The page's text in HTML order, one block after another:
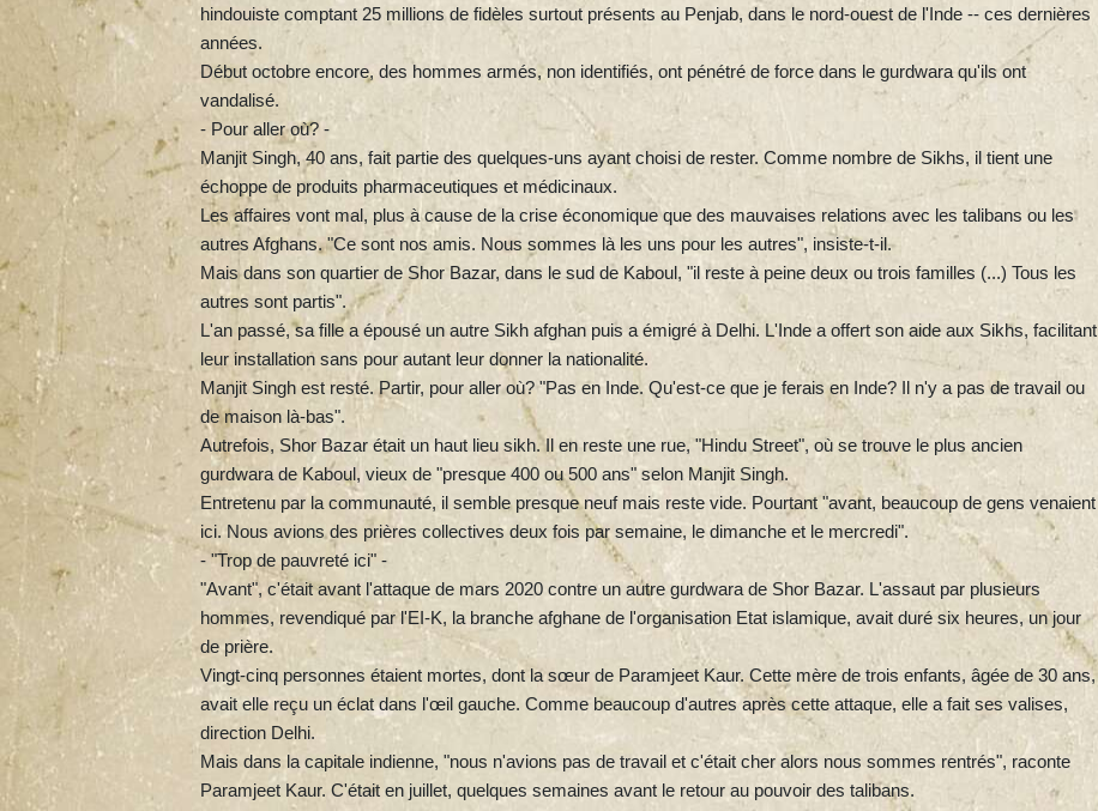
hindouiste comptant 25 millions de fidèles surtout présents au Penjab, dans le nord-ouest de l'Inde -- ces dernières
années.
Début octobre encore, des hommes armés, non identifiés, ont pénétré de force dans le gurdwara qu'ils ont
vandalisé.
- Pour aller où? -
Manjit Singh, 40 ans, fait partie des quelques-uns ayant choisi de rester. Comme nombre de Sikhs, il tient une
échoppe de produits pharmaceutiques et médicinaux.
Les affaires vont mal, plus à cause de la crise économique que des mauvaises relations avec les talibans ou les
autres Afghans. "Ce sont nos amis. Nous sommes là les uns pour les autres", insiste-t-il.
Mais dans son quartier de Shor Bazar, dans le sud de Kaboul, "il reste à peine deux ou trois familles (...) Tous les
autres sont partis".
L'an passé, sa fille a épousé un autre Sikh afghan puis a émigré à Delhi. L'Inde a offert son aide aux Sikhs, facilitant
leur installation sans pour autant leur donner la nationalité.
Manjit Singh est resté. Partir, pour aller où? "Pas en Inde. Qu'est-ce que je ferais en Inde? Il n'y a pas de travail ou
de maison là-bas".
Autrefois, Shor Bazar était un haut lieu sikh. Il en reste une rue, "Hindu Street", où se trouve le plus ancien
gurdwara de Kaboul, vieux de "presque 400 ou 500 ans" selon Manjit Singh.
Entretenu par la communauté, il semble presque neuf mais reste vide. Pourtant "avant, beaucoup de gens venaient
ici. Nous avions des prières collectives deux fois par semaine, le dimanche et le mercredi".
- "Trop de pauvreté ici" -
"Avant", c'était avant l'attaque de mars 2020 contre un autre gurdwara de Shor Bazar. L'assaut par plusieurs
hommes, revendiqué par l'EI-K, la branche afghane de l'organisation Etat islamique, avait duré six heures, un jour
de prière.
Vingt-cinq personnes étaient mortes, dont la sœur de Paramjeet Kaur. Cette mère de trois enfants, âgée de 30 ans,
avait elle reçu un éclat dans l'œil gauche. Comme beaucoup d'autres après cette attaque, elle a fait ses valises,
direction Delhi.
Mais dans la capitale indienne, "nous n'avions pas de travail et c'était cher alors nous sommes rentrés", raconte
Paramjeet Kaur. C'était en juillet, quelques semaines avant le retour au pouvoir des talibans.